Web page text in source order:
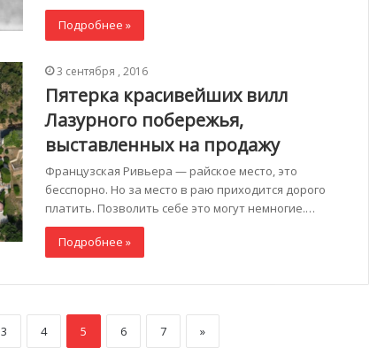
Подробнее »
3 сентября , 2016
Пятерка красивейших вилл
Лазурного побережья,
выставленных на продажу
Французская Ривьера — райское место, это
бесспорно. Но за место в раю приходится дорого
платить. Позволить себе это могут немногие.…
Подробнее »
3 4 5 6 7 »